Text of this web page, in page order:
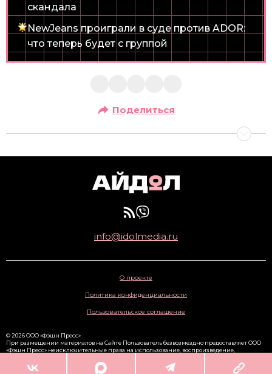
скандала
NewJeans проиграли в суде против ADOR:
что теперь будет с группой
Поделиться
info@idolmedia.ru
О проекте
Политика конфиденциальности
Пользовательское соглашение
© 2026 ООО «Фэшн Пресс»
При размещении материалов на Сайте Пользователь безвозмездно предоставляет ООО
«Фэшн Пресс» неисключительные права на использование, воспроизведение,
материалов и доведение их до всеобщего сведения через сайт
www.idolmedia.ru. 16+